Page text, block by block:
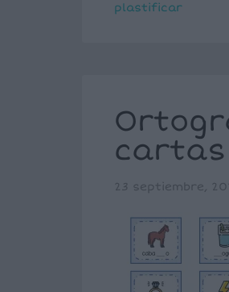
plastificar
23 septiembre,